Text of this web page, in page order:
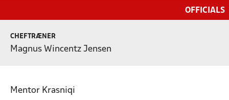
OFFICIALS
CHEFTRÆNER
Magnus Wincentz Jensen
Mentor Krasniqi